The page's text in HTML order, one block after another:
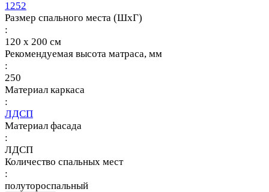
1252
Размер спального места (ШхГ)
:
120 х 200 см
Рекомендуемая высота матраса, мм
:
250
Материал каркаса
:
ЛДСП
Материал фасада
:
ЛДСП
Количество спальных мест
:
полутороспальный